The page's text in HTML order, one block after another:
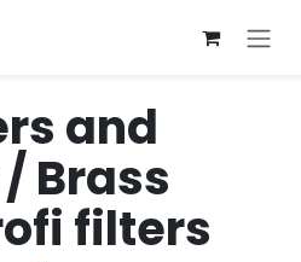
and
Brass
filters